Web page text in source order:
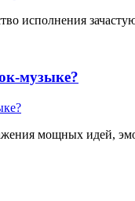
исполнения
музыке?
мощных идей,